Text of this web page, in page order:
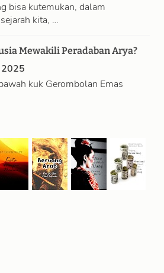
bisa kutemukan, dalam
kita, …
Mewakili Peradaban Arya?
kuk Gerombolan Emas